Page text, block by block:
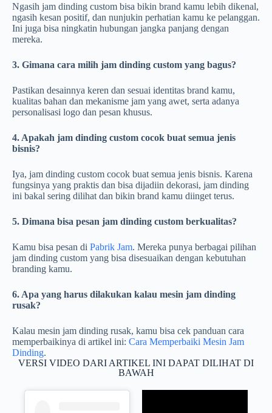
Ngasih jam dinding custom bisa bikin brand kamu lebih dikenal,
ngasih kesan positif, dan nunjukin perhatian kamu ke pelanggan.
Ini juga bisa ningkatin hubungan jangka panjang dengan
mereka.
3. Gimana cara milih jam dinding custom yang bagus?
Pastikan desainnya keren dan sesuai identitas brand kamu,
kualitas bahan dan mekanisme jam yang awet, serta adanya
personalisasi logo dan pesan khusus.
4. Apakah jam dinding custom cocok buat semua jenis
bisnis?
Iya, jam dinding custom cocok buat semua jenis bisnis. Karena
fungsinya yang praktis dan bisa dijadiin dekorasi, jam dinding
ini bakal sering dilihat dan bikin brand kamu diinget terus.
5. Dimana bisa pesan jam dinding custom berkualitas?
Kamu bisa pesan di Pabrik Jam. Mereka punya berbagai pilihan
jam dinding custom yang bisa disesuaikan dengan kebutuhan
branding kamu.
6. Apa yang harus dilakukan kalau mesin jam dinding
rusak?
Kalau mesin jam dinding rusak, kamu bisa cek panduan cara
memperbaikinya di artikel ini: Cara Memperbaiki Mesin Jam
Dinding.
VERSI VIDEO DARI ARTIKEL INI DAPAT DILIHAT DI
BAWAH